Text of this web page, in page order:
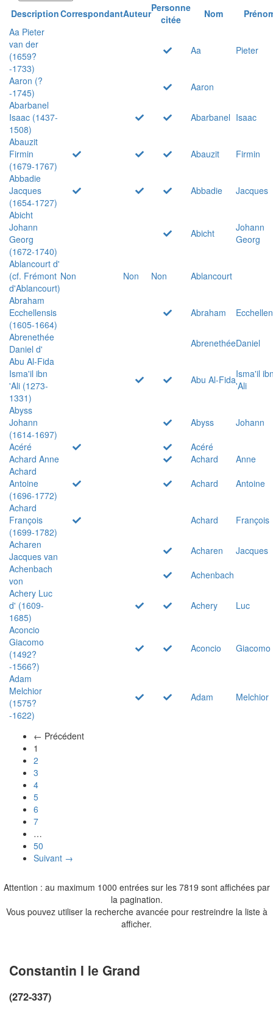
DescriptionCorrespondantAuteurPersonne
citée
Nom
Aa Pieter
van der
(1659?
-1733)
Aa Pieter
Aaron (?
-1745)
Aaron
Abarbanel
Isaac (1437-
1508)
Abarbanel Isaac
Abauzit
Firmin
(1679-1767)
Abauzit
Firmin
Abbadie
Jacques
(1654-1727)
Abbadie
Jacques
Abicht
Johann
Georg
(1672-1740)
Abicht
Johann
Georg
Ablancourt d'
(cf. Frémont
d'Ablancourt)
Non Non Non
Ablancourt
Abraham
Ecchellensis
(1605-1664)
Abraham
Abrenethée
Daniel d'
AbrenethéeDaniel
Abu Al-Fida
Isma'il ibn
'Ali (1273-
1331)
Abu Al-FidaIsma'il
'Ali
Abyss
Johann
(1614-1697)
Abyss
Johann
Acéré
Acéré
Achard Anne
Achard
Anne
Achard
Antoine
(1696-1772)
Achard
Antoine
Achard
François
(1699-1782)
Achard
François
Acharen
Jacques van
Acharen
Jacques
Achenbach
von
Achenbach
Achery Luc
d' (1609-
1685)
Achery
Luc
Aconcio
Giacomo
(1492?
-1566?)
Aconcio Giacomo
Adam
Melchior
(1575?
-1622)
Adam Melchior
← Précédent
1
2
3
4
5
6
7
…
50
Suivant →
Attention : au maximum 1000 entrées sur les 7819 sont affichées par
la pagination.
Vous pouvez utiliser la recherche avancée pour restreindre la liste à
afficher.
Constantin I le Grand
(272-337)